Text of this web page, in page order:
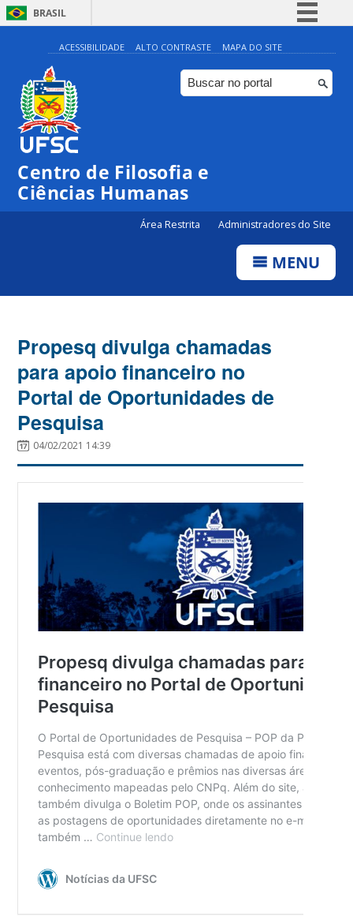
BRASIL
Simplifique!
Comunica BR
Participe
ACESSIBILIDADE ALTO CONTRASTE MAPA DO SITE
Centro de Filosofia e
Ciências Humanas
Área Restrita Administradores do Site
MENU
Propesq divulga chamadas
para apoio financeiro no
Portal de Oportunidades de
Pesquisa
04/02/2021 14:39